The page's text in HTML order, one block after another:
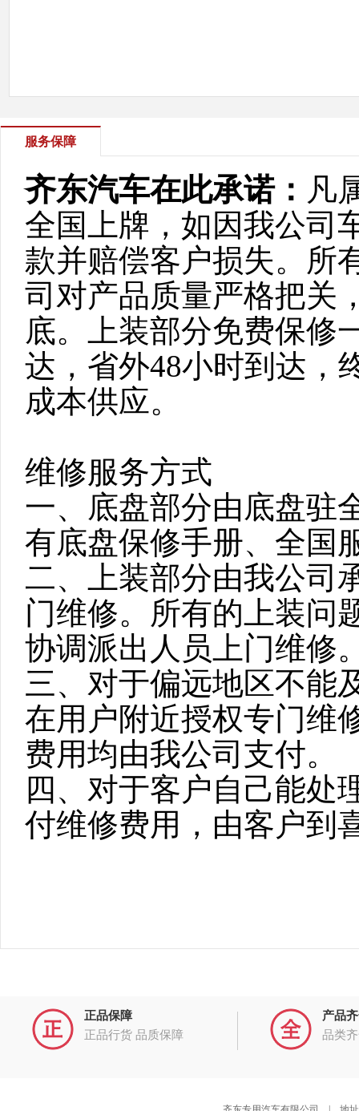
服务保障
齐东汽车在此承诺： 凡
全国上牌，如因我公司
款并赔偿客户损失。所
司对产品质量严格把关
底。上装部分免费保修
达，省外48小时到达，
成本供应。
维修服务方式
一、底盘部分由底盘驻
有底盘保修手册、全国
二、上装部分由我公司
门维修。所有的上装问
协调派出人员上门维修
三、对于偏远地区不能
在用户附近授权专门维
费用均由我公司支付。
四、对于客户自己能处
付维修费用，由客户到
正品保障
正品行货 品质保障
产品
品类